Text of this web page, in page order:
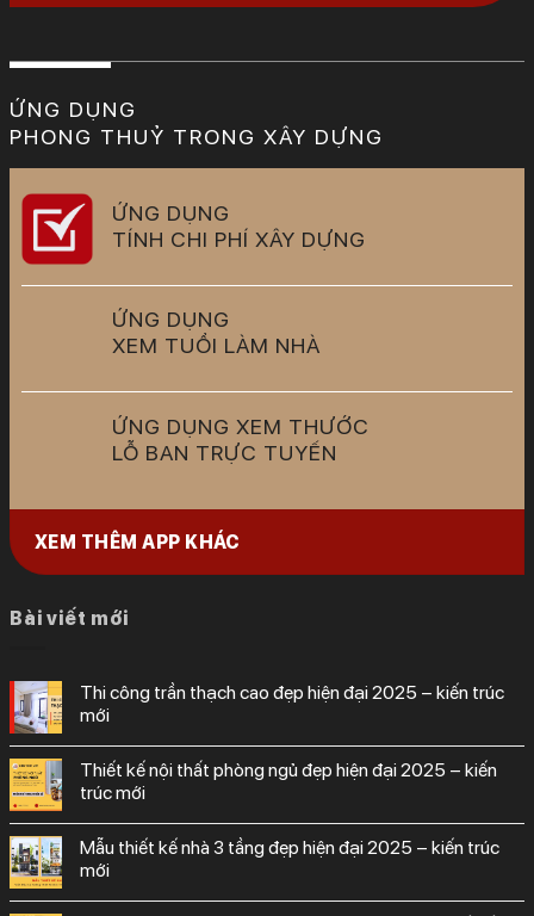
ỨNG DỤNG
PHONG THUỶ TRONG XÂY DỰNG
ỨNG DỤNG
TÍNH CHI PHÍ XÂY DỰNG
ỨNG DỤNG
XEM TUỔI LÀM NHÀ
ỨNG DỤNG XEM THƯỚC
LỖ BAN TRỰC TUYẾN
XEM THÊM APP KHÁC
Bài viết mới
thi công trần thạch cao đẹp hiện đại 2025 – kiến trúc
mới
thiết kế nội thất phòng ngủ đẹp hiện đại 2025 – kiến
trúc mới
mẫu thiết kế nhà 3 tầng đẹp hiện đại 2025 – kiến trúc
mới